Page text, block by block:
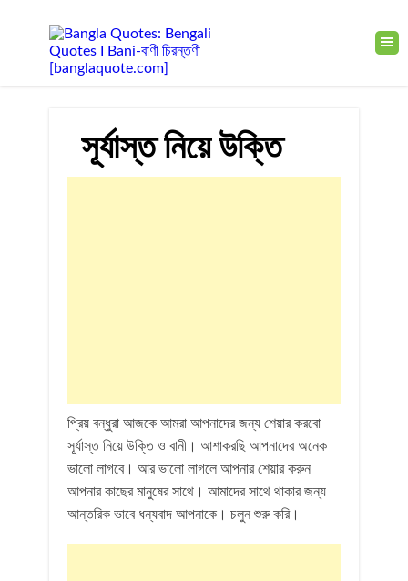
সূর্যাস্ত নিয়ে উক্তি
প্রিয় বন্ধুরা আজকে আমরা আপনাদের জন্য শেয়ার করবো
সূর্যাস্ত নিয়ে উক্তি ও বানী। আশাকরছি আপনাদের অনেক
ভালো লাগবে। আর ভালো লাগলে আপনার শেয়ার করুন
আপনার কাছের মানুষের সাথে। আমাদের সাথে থাকার জন্য
আন্তরিক ভাবে ধন্যবাদ আপনাকে। চলুন শুরু করি।